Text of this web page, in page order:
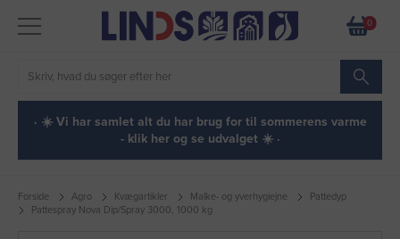
0
· ☀️ Vi har samlet alt du har brug for til sommerens varme
- klik her og se udvalget ☀️ ·
Forside Agro Kvægartikler Malke- og yverhygiejne
Pattedyp
Pattespray Nova Dip/Spray 3000, 1000 kg